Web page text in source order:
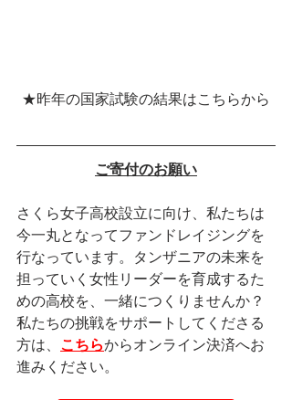
★昨年の国家試験の結果はこちらから
ご寄付のお願い
さくら女子高校設立に向け、私たちは
今一丸となってファンドレイジングを
行なっています。タンザニアの未来を
担っていく女性リーダーを育成するた
めの高校を、一緒につくりませんか？
私たちの挑戦をサポートしてくださる
方は、 こちらからオンライン決済へお
進みください。